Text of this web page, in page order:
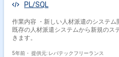
PL/SQL
作業内容 ・新しい人材派遣のシステム
既存の人材派遣システムから新規のス
きます。
5年前・ 提供元: レバテックフリーランス